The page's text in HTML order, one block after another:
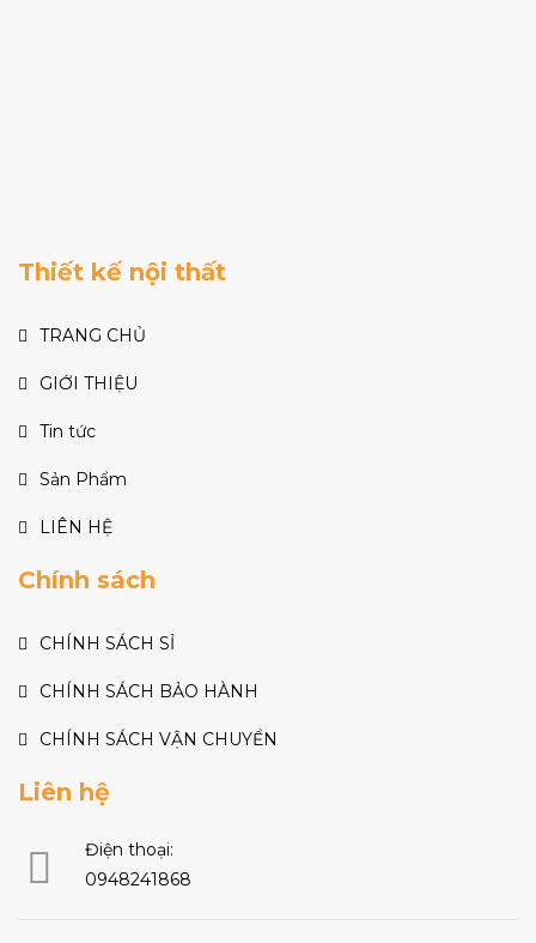
Thiết kế nội thất
TRANG CHỦ
GIỚI THIỆU
Tin tức
Sản Phẩm
LIÊN HỆ
Chính sách
CHÍNH SÁCH SỈ
CHÍNH SÁCH BẢO HÀNH
CHÍNH SÁCH VẬN CHUYỂN
Liên hệ
Điện thoại:
0948241868